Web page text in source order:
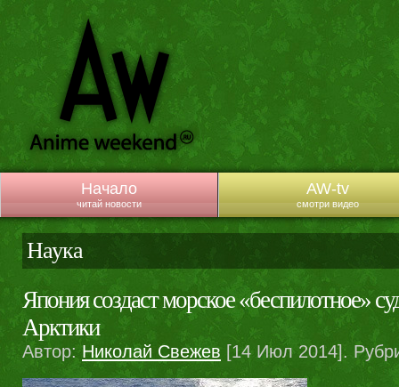
Начало
читай новости
AW-tv
смотри видео
Наука
Япония создаст морское «беспилотное»
Арктики
Автор:Николай Свежев [14 Июл 2014].